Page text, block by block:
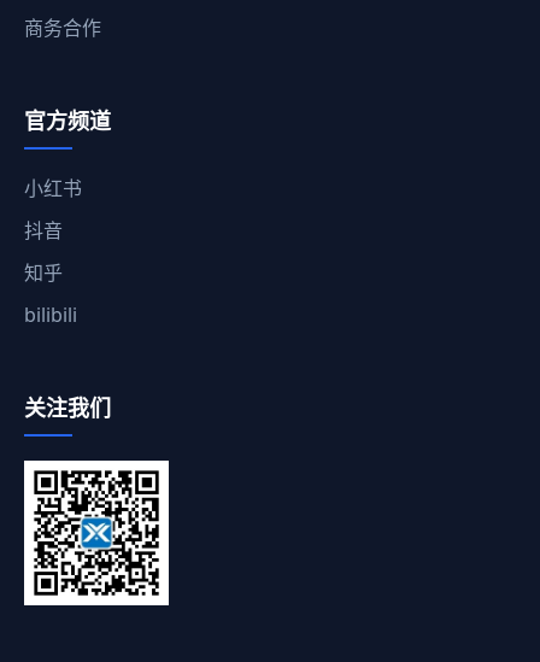
商务合作
官方频道
小红书
抖音
知乎
bilibili
关注我们